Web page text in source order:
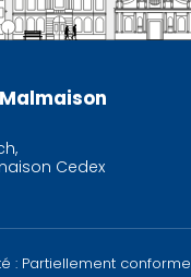
Cedex
: Partiellement conforme